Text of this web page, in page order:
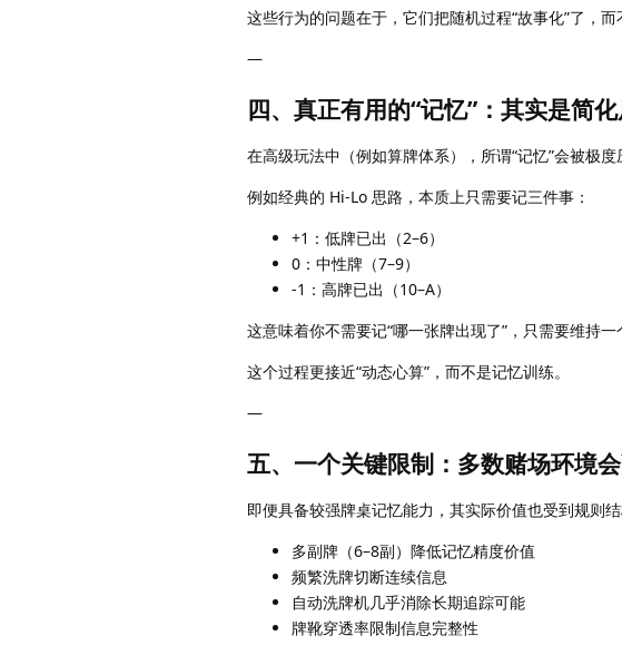
这些行为的问题在于，它们把随机过程“故事化”了，而
—
四、真正有用的“记忆”：其实是简
在高级玩法中（例如算牌体系），所谓“记忆”会被极度
例如经典的 Hi-Lo 思路，本质上只需要记三件事：
+1：低牌已出（2–6）
0：中性牌（7–9）
-1：高牌已出（10–A）
这意味着你不需要记“哪一张牌出现了”，只需要维持一
这个过程更接近“动态心算”，而不是记忆训练。
—
五、一个关键限制：多数赌场环境
即便具备较强牌桌记忆能力，其实际价值也受到规则结
多副牌（6–8副）降低记忆精度价值
频繁洗牌切断连续信息
自动洗牌机几乎消除长期追踪可能
牌靴穿透率限制信息完整性